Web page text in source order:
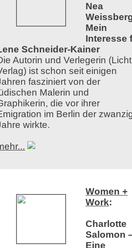
Nea
Mein
Interesse
Schneider-Kainer
Autorin und Verlegerin
ist schon seit einigen
fasziniert von der
Malerin und
die vor ihrer
im Berlin der
wirkte.
Women +
Work:
Charlotte
Salomon
Eine